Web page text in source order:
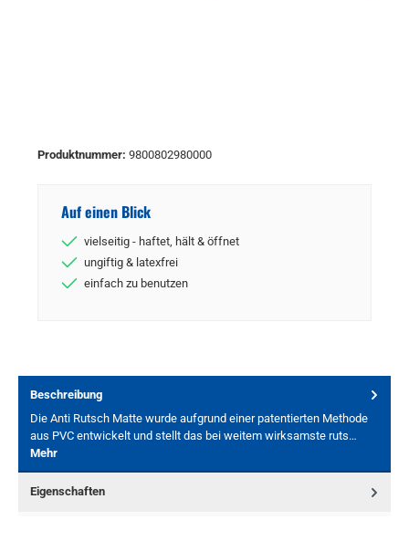
Produktnummer: 9800802980000
Auf einen Blick
vielseitig - haftet, hält & öffnet
ungiftig & latexfrei
einfach zu benutzen
Beschreibung
Die Anti Rutsch Matte wurde aufgrund einer patentierten Methode
aus PVC entwickelt und stellt das bei weitem wirksamste ruts…
Mehr
Eigenschaften